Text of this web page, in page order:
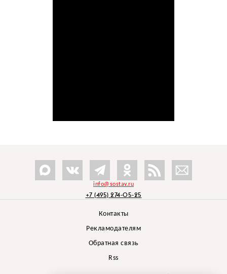
info@sostav.ru
+7 (495) 274-05-25
Контакты
Рекламодателям
Обратная связь
Rss